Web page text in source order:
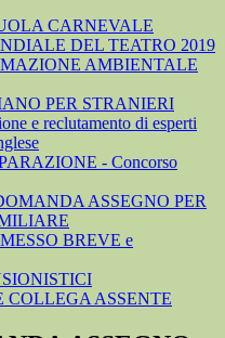
CARNEVALE
DEL TEATRO 2019
AMBIENTALE
PER STRANIERI
e reclutamento di esperti
- Concorso
ASSEGNO PER
BREVE e
COLLEGA ASSENTE